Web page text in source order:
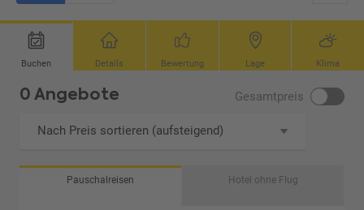
Buchen Details Bewertung Lage Klima
0 Angebote Gesamtpreis
Nach Preis sortieren (aufsteigend)
Pauschalreisen Hotel ohne Flug